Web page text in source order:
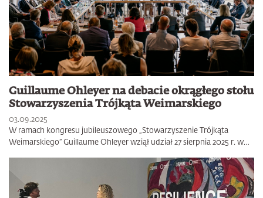
Guillaume Ohleyer na debacie okrągłego stołu
Stowarzyszenia Trójkąta Weimarskiego
03.09.2025
W ramach kongresu jubileuszowego „Stowarzyszenie Trójkąta
Weimarskiego” Guillaume Ohleyer wziął udział 27 sierpnia 2025 r. w…